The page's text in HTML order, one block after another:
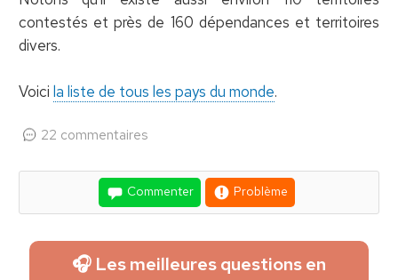
contestés et près de 160 dépendances et territoires
divers.
Voici la liste de tous les pays du monde.
22 commentaires
Commenter Problème
🎧 Les meilleures questions en